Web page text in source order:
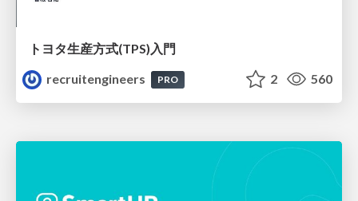
トヨタ⽣産⽅式(TPS)⼊⾨
recruitengineers
PRO 2 560